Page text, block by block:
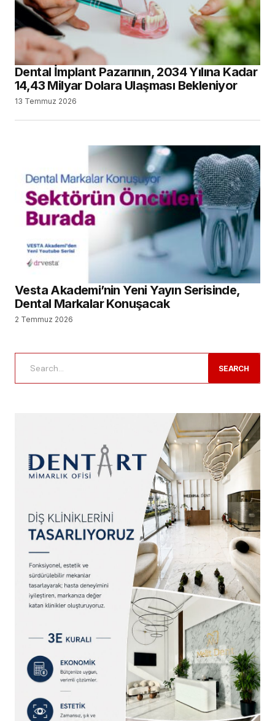
Dental İmplant Pazarının, 2034 Yılına Kadar
14,43 Milyar Dolara Ulaşması Bekleniyor
13 Temmuz 2026
Vesta Akademi’nin Yeni Yayın Serisinde,
Dental Markalar Konuşacak
2 Temmuz 2026
SEARCH